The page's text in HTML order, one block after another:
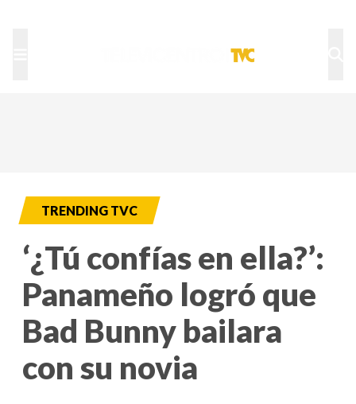
TRENDING TVC
‘¿Tú confías en ella?’:
Panameño logró que
Bad Bunny bailara
con su novia